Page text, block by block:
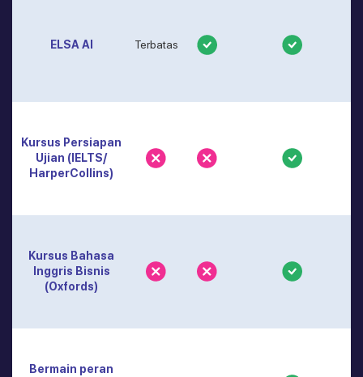
ELSA AI Terbatas
Kursus Persiapan
Ujian (IELTS/
HarperCollins)
Kursus Bahasa
Inggris Bisnis
(Oxfords)
Bermain peran